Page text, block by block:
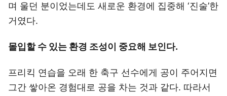
며 울던 분이었는데도 새로운 환경에 집중해 ‘진술’한
거였다.
몰입할 수 있는 환경 조성이 중요해 보인다.
프리킥 연습을 오래 한 축구 선수에게 공이 주어지면
그간 쌓아온 경험대로 공을 차는 것과 같다. 따라서